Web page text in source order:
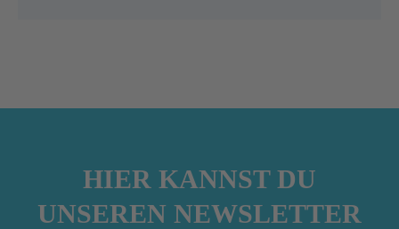
HIER KANNST DU
UNSEREN NEWSLETTER